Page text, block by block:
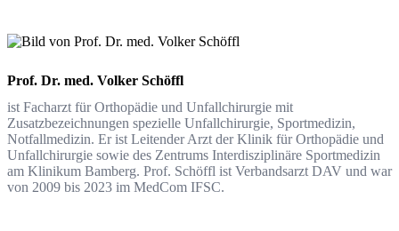
Prof. Dr. med. Volker Schöffl
ist Facharzt für Orthopädie und Unfallchirurgie mit
Zusatzbezeichnungen spezielle Unfallchirurgie, Sportmedizin,
Notfallmedizin. Er ist Leitender Arzt der Klinik für Orthopädie und
Unfallchirurgie sowie des Zentrums Interdisziplinäre Sportmedizin
am Klinikum Bamberg. Prof. Schöffl ist Verbandsarzt DAV und war
von 2009 bis 2023 im MedCom IFSC.